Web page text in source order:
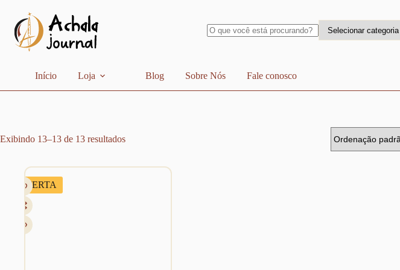
conteúdo
Início Loja Blog Sobre Nós Fale conosco
Exibindo 13–13 de 13 resultados
OFERTA